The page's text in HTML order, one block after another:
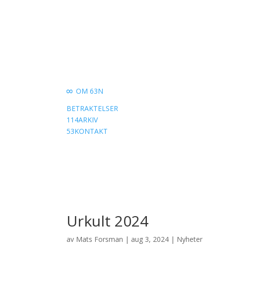
8
OM 63N
BETRAKTELSER
114ARKIV
53KONTAKT
Urkult 2024
av Mats Forsman | aug 3, 2024 | Nyheter